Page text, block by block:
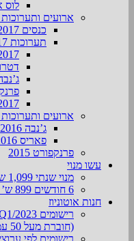
לוס
ארועים ותערוכות 2017
כנסים 2017
תערוכות 2017
ג’נבה
ארועים ותערוכות 2016
ג’נבה 2016
פאריס 2016
פרנקפורט 2015
עשו מנוי
מנוי שנתי 1,099 ש”ח + מע”מ
6 חודשים 899 ש’ + מע”מ
חנות אוטוניוז
(חוברת מעל 50 עמודים) – 450 ש׳ + מע״מ